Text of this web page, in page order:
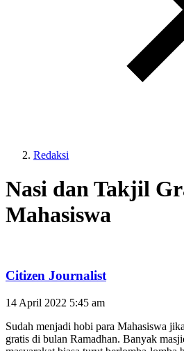
Redaksi
Nasi dan Takjil
Mahasiswa
Citizen Journalist
14 April 2022 5:45 am
Sudah menjadi hobi para Mahasiswa
gratis di bulan Ramadhan. Banyak